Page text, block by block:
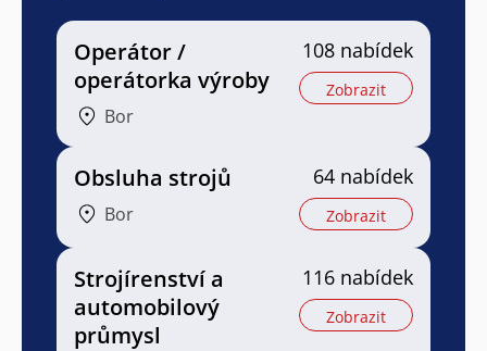
Operátor /
operátorka výroby
Bor
108 nabídek
Zobrazit
Obsluha strojů
Bor
64 nabídek
Zobrazit
Strojírenství a
automobilový
průmysl
116 nabídek
Zobrazit